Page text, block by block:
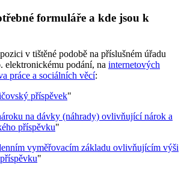
formuláře a kde jsou k
v tištěné podobě na příslušném úřadu
elektronickému podání, na internetových
práce a sociálních věcí:
příspěvek"
na dávky (náhrady) ovlivňující nárok a
příspěvku"
vyměřovacím základu ovlivňujícím výši
"